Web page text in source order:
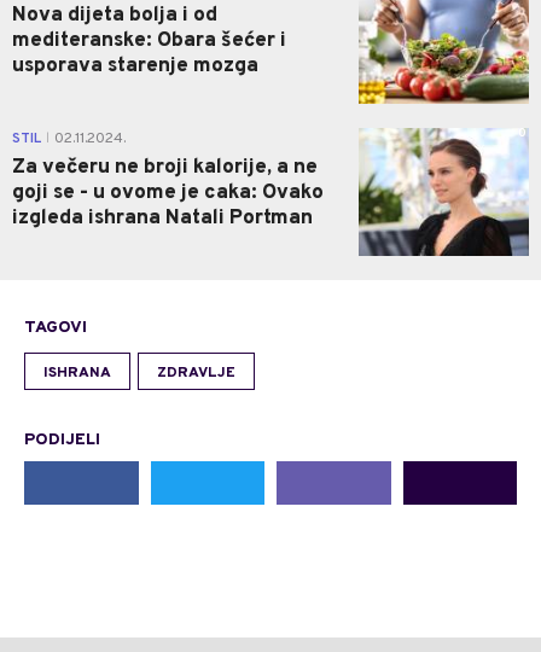
Nova dijeta bolja i od
mediteranske: Obara šećer i
usporava starenje mozga
STIL 02.11.2024.
Za večeru ne broji kalorije, a ne
goji se - u ovome je caka: Ovako
izgleda ishrana Natali Portman
0
TAGOVI
ISHRANA ZDRAVLJE
PODIJELI